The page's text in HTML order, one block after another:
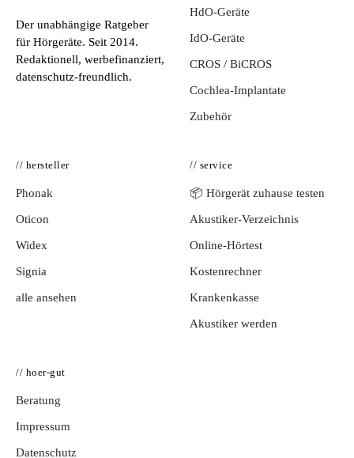
Der unabhängige Ratgeber
für Hörgeräte. Seit 2014.
Redaktionell, werbefinanziert,
datenschutz-freundlich.
HdO-Geräte
IdO-Geräte
CROS / BiCROS
Cochlea-Implantate
Zubehör
// hersteller
Phonak
Oticon
Widex
Signia
alle ansehen
// service
📦 Hörgerät zuhause testen
Akustiker-Verzeichnis
Online-Hörtest
Kostenrechner
Krankenkasse
Akustiker werden
// hoer-gut
Beratung
Impressum
Datenschutz